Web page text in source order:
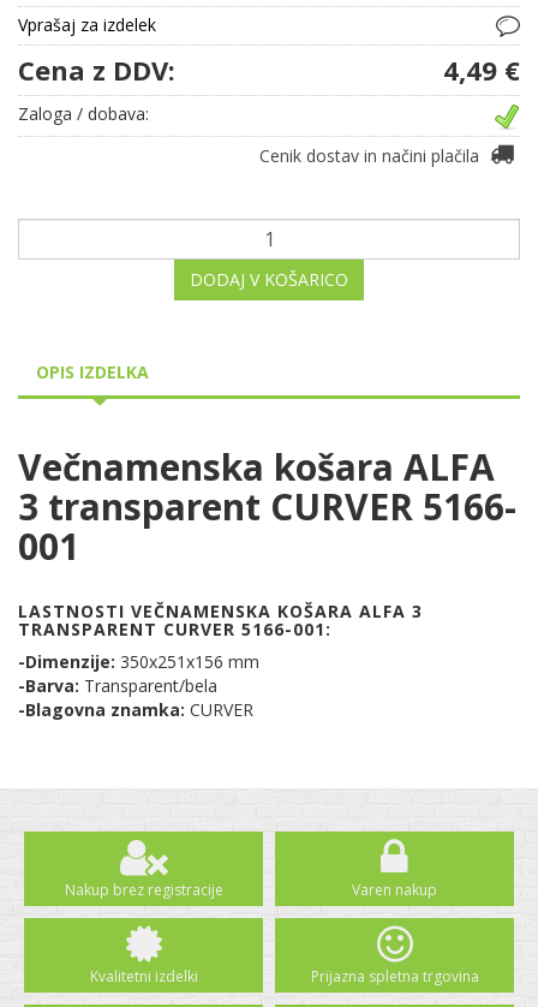
Vprašaj za izdelek
Cena z DDV: 4,49 €
Zaloga / dobava:
Cenik dostav in načini plačila
DODAJ V KOŠARICO
OPIS IZDELKA
Večnamenska košara ALFA
3 transparent CURVER 5166-
001
LASTNOSTI VEČNAMENSKA KOŠARA ALFA 3
TRANSPARENT CURVER 5166-001:
-Dimenzije: 350x251x156 mm
-Barva: Transparent/bela
-Blagovna znamka: CURVER
Nakup brez registracije Varen nakup
Kvalitetni izdelki Prijazna spletna trgovina